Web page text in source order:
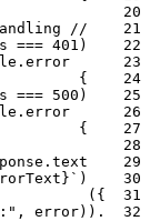
20
21
// Error Handling
22
=== 401 )
23
. error
24
}
25
=== 500 )
26
. error
27
}
28
29
. text
30
)
31
}
)
32
.
, error) )